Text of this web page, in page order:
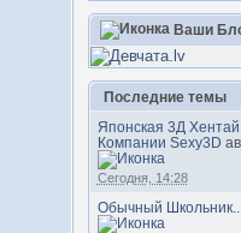
Ваши
Последние темы
Японская 3Д
Компании Sexy3D
Сегодня, 14:28
Обычный Школьник...